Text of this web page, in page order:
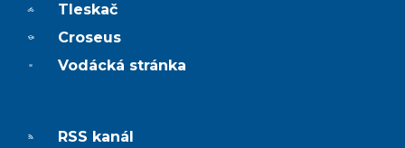
Tleskač
Croseus
Vodácká stránka
RSS kanál